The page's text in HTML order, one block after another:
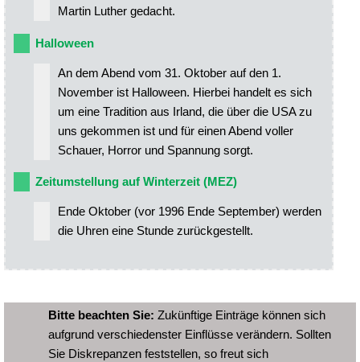
Martin Luther gedacht.
Halloween
An dem Abend vom 31. Oktober auf den 1.
November ist Halloween. Hierbei handelt es sich
um eine Tradition aus Irland, die über die USA zu
uns gekommen ist und für einen Abend voller
Schauer, Horror und Spannung sorgt.
Zeitumstellung auf Winterzeit (MEZ)
Ende Oktober (vor 1996 Ende September) werden
die Uhren eine Stunde zurückgestellt.
Bitte beachten Sie: Zukünftige Einträge können sich
aufgrund verschiedenster Einflüsse verändern. Sollten
Sie Diskrepanzen feststellen, so freut sich